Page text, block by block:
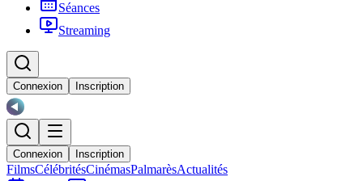
Séances
Streaming
Connexion Inscription
Connexion Inscription
FilmsCélébritésCinémasPalmarèsActualités